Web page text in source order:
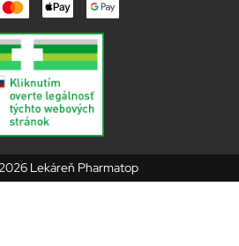
Lekáreň Pharmatop